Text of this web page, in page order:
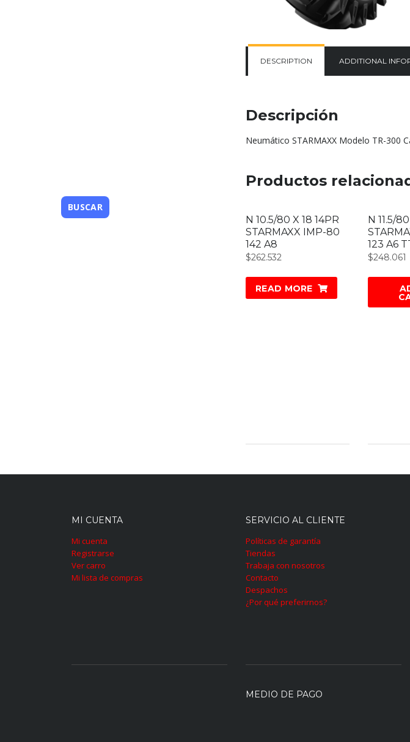
DESCRIPTION ADDITIONAL
Descripción
Neumático STARMAXX Modelo TR-300
Productos
N 10.5/80 X 18 14PR
STARMAXX IMP-80
142 A8
$262.532
READ MORE
N 11.5/
123 A6
$248.061
MI CUENTA
Mi cuenta
Registrarse
Ver carro
Mi lista de compras
SERVICIO AL CLIENTE
Políticas de garantía
Tiendas
Trabaja con nosotros
Contacto
Despachos
¿Por qué preferirnos?
MEDIO DE PAGO